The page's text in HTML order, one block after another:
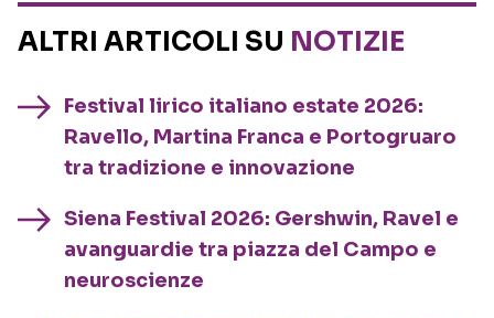
ALTRI ARTICOLI SU NOTIZIE
Festival lirico italiano estate 2026:
Ravello, Martina Franca e Portogruaro
tra tradizione e innovazione
Siena Festival 2026: Gershwin, Ravel e
avanguardie tra piazza del Campo e
neuroscienze